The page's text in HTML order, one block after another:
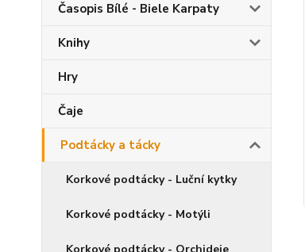
Časopis Bílé - Biele Karpaty
Knihy
Hry
Čaje
Podtácky a tácky
Korkové podtácky - Luční kytky
Korkové podtácky - Motýli